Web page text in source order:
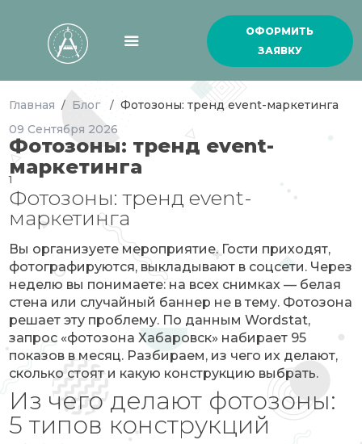
ОФОРМИТЬ
ЗАЯВКУ
Главная / Блог / Фотозоны: тренд event-маркетинга
09 Сентября 2026
Фотозоны: тренд event-
маркетинга
1
Фотозоны: тренд event-
маркетинга
Вы организуете мероприятие. Гости приходят,
фотографируются, выкладывают в соцсети. Через
неделю вы понимаете: на всех снимках — белая
стена или случайный баннер не в тему. Фотозона
решает эту проблему. По данным Wordstat,
запрос «фотозона Хабаровск» набирает 95
показов в месяц. Разбираем, из чего их делают,
сколько стоят и какую конструкцию выбрать.
Из чего делают фотозоны:
5 типов конструкций